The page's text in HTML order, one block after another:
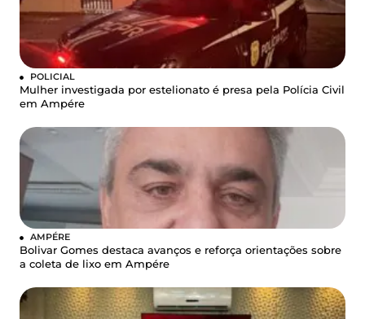
POLICIAL
Mulher investigada por estelionato é presa pela Polícia Civil
em Ampére
AMPÉRE
Bolivar Gomes destaca avanços e reforça orientações sobre
a coleta de lixo em Ampére